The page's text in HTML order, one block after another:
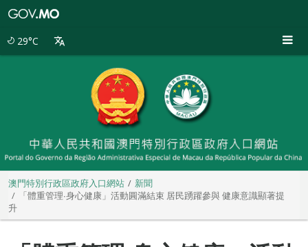
29°C
澳門特別行政區政府入口網站
新聞
「體重管理∙身心健康」活動圓滿結束 居民踴躍參與 健康意識顯著提
升